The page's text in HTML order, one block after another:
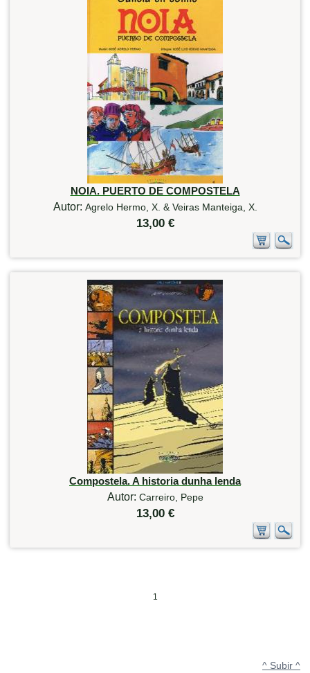
NOIA. PUERTO DE COMPOSTELA
Autor: Agrelo Hermo, X. & Veiras Manteiga, X.
13,00 €
Compostela. A historia dunha lenda
Autor: Carreiro, Pepe
13,00 €
1
^ Subir ^